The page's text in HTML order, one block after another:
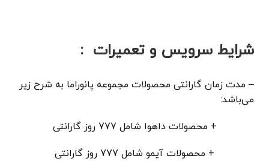
شرایط سرویس و تعمیرات :
– مدت زمان گارانتی محصولات مجموعه پانوراما به شرح زیر
می‌باشد:
+ محصولات داهوا شامل 777 روز گارانتی
+ محصولات آیمو شامل 777 روز گارانتی